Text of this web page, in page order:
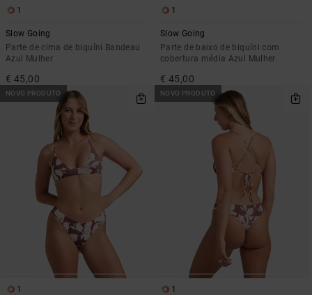
1
Slow Going
Parte de cima de biquíni Bandeau
Azul Mulher
€ 45,00
1
Slow Going
Parte de baixo de biquíni com
cobertura média Azul Mulher
€ 45,00
NOVO PRODUTO
1
NOVO PRODUTO
1